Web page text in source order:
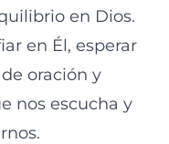
en Dios.
en Él, esperar
oración y
nos escucha y